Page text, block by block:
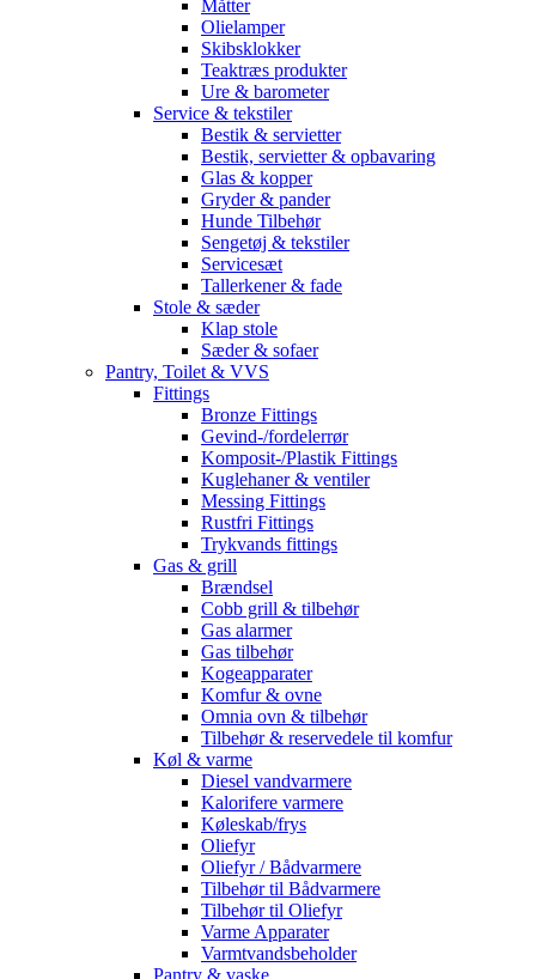
Måtter
Olielamper
Skibsklokker
Teaktræs produkter
Ure & barometer
Service & tekstiler
Bestik & servietter
Bestik, servietter & opbavaring
Glas & kopper
Gryder & pander
Hunde Tilbehør
Sengetøj & tekstiler
Servicesæt
Tallerkener & fade
Stole & sæder
Klap stole
Sæder & sofaer
Pantry, Toilet & VVS
Fittings
Bronze Fittings
Gevind-/fordelerrør
Komposit-/Plastik Fittings
Kuglehaner & ventiler
Messing Fittings
Rustfri Fittings
Trykvands fittings
Gas & grill
Brændsel
Cobb grill & tilbehør
Gas alarmer
Gas tilbehør
Kogeapparater
Komfur & ovne
Omnia ovn & tilbehør
Tilbehør & reservedele til komfur
Køl & varme
Diesel vandvarmere
Kalorifere varmere
Køleskab/frys
Oliefyr
Oliefyr / Bådvarmere
Tilbehør til Bådvarmere
Tilbehør til Oliefyr
Varme Apparater
Varmtvandsbeholder